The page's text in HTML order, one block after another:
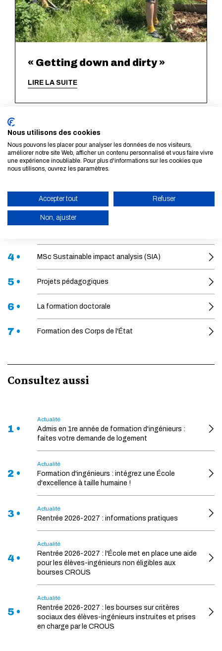
ANNULER
« Getting down and dirty »
LIRE LA SUITE
Dans cette rubrique
2 • Inaccessible
4 • MSc Sustainable impact analysis (SIA)
5 • Projets pédagogiques
6 • La formation doctorale
7 • Formation des Corps de l'État
Consultez aussi
1 •
Actualité
Admis en 1re année de formation d'ingénieurs :
faites votre demande de logement
2 •
Actualité
Formation d'ingénieurs : intégrez une École
d'excellence à taille humaine !
3 • Actualité
Rentrée 2026-2027 : informations pratiques
4 •
Actualité
Rentrée 2026-2027 : l'École met en place une aide
pour les élèves-ingénieurs non éligibles aux
bourses CROUS
5 •
Actualité
Rentrée 2026-2027 : les bourses sur critères
sociaux des élèves-ingénieurs instruites et prises
en charge par le CROUS
Nous utilisons des cookies
Nous pouvons les placer pour analyser les données de nos visiteurs,
améliorer notre site Web, afficher un contenu personnalisé et vous faire vivre
une expérience inoubliable. Pour plus d'informations sur les cookies que
nous utilisons, ouvrez les paramètres.
Accepter tout Refuser
Non, ajuster